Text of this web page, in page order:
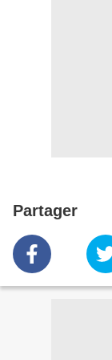
Partager